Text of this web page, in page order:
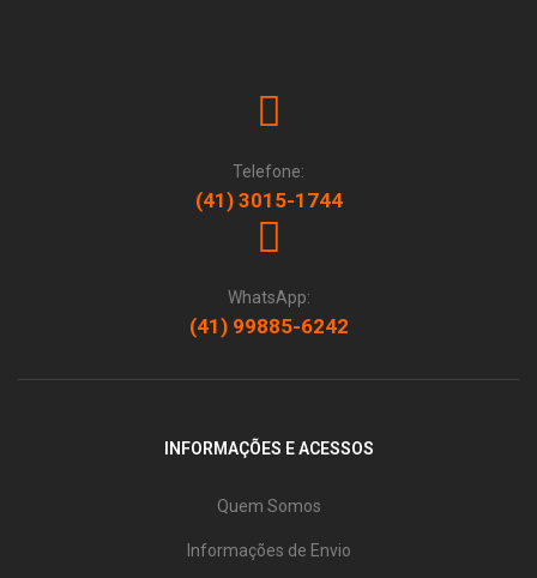
Telefone:
(41) 3015-1744
WhatsApp:
(41) 99885-6242
INFORMAÇÕES E ACESSOS
Quem Somos
Informações de Envio